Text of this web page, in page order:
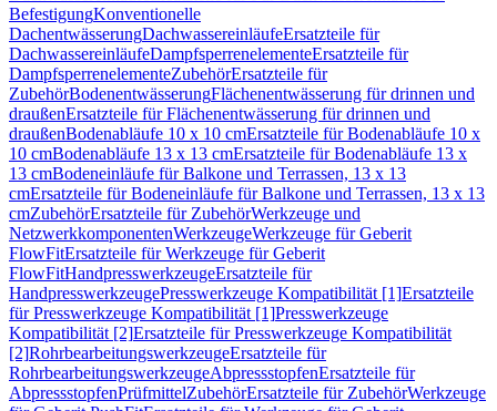
BefestigungKonventionelle
DachentwässerungDachwassereinläufeErsatzteile für
DachwassereinläufeDampfsperrenelementeErsatzteile für
DampfsperrenelementeZubehörErsatzteile für
ZubehörBodenentwässerungFlächenentwässerung für drinnen und
draußenErsatzteile für Flächenentwässerung für drinnen und
draußenBodenabläufe 10 x 10 cmErsatzteile für Bodenabläufe 10 x
10 cmBodenabläufe 13 x 13 cmErsatzteile für Bodenabläufe 13 x
13 cmBodeneinläufe für Balkone und Terrassen, 13 x 13
cmErsatzteile für Bodeneinläufe für Balkone und Terrassen, 13 x 13
cmZubehörErsatzteile für ZubehörWerkzeuge und
NetzwerkkomponentenWerkzeugeWerkzeuge für Geberit
FlowFitErsatzteile für Werkzeuge für Geberit
FlowFitHandpresswerkzeugeErsatzteile für
HandpresswerkzeugePresswerkzeuge Kompatibilität [1]Ersatzteile
für Presswerkzeuge Kompatibilität [1]Presswerkzeuge
Kompatibilität [2]Ersatzteile für Presswerkzeuge Kompatibilität
[2]RohrbearbeitungswerkzeugeErsatzteile für
RohrbearbeitungswerkzeugeAbpressstopfenErsatzteile für
AbpressstopfenPrüfmittelZubehörErsatzteile für ZubehörWerkzeuge